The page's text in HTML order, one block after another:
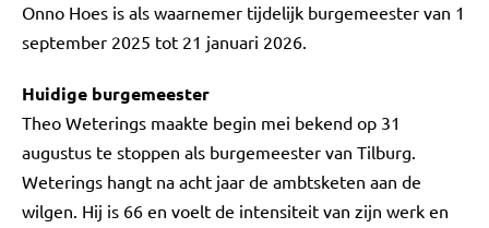
Onno Hoes is als waarnemer tijdelijk burgemeester van 1
september 2025 tot 21 januari 2026.
Huidige burgemeester
Theo Weterings maakte begin mei bekend op 31
augustus te stoppen als burgemeester van Tilburg.
Weterings hangt na acht jaar de ambtsketen aan de
wilgen. Hij is 66 en voelt de intensiteit van zijn werk en